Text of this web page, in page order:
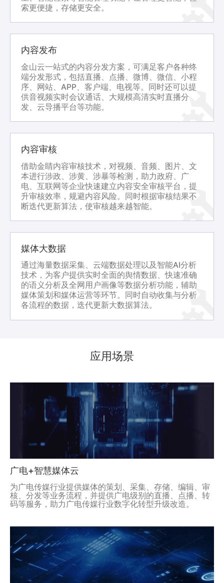
索更便捷，存储更安全。
内容发布
金山云一站式的内容分发方案，可满足客户各种终
端分发形式，包括直播、点播、微博、微信、小程
序、网站、APP、客户端、电视等。同时还可以提
供音视频实时会议通话、大规模高清实时直播分
发、云导播平台等功能。
内容审核
借助金睛内容审核技术，对视频、音频、图片、文
本进行涉政、涉黄、涉暴等检测，助力政府、广
电、互联网等企业快速建立内容安全审核平台，提
升审核效率，规避内容风险。同时根据审核结果不
断迭代更新算法，使审核越来越智能。
媒体大数据
通过海量数据采集、云端数据处理以及智能AI分析
技术，为客户提供实时全面的舆情数据、快速准确
的语义分析及全网用户画像等数据分析功能，辅助
媒体策划和媒体运营等环节。同时自动收集与分析
各流程的数据，迭代更新大数据算法。
应用场景
广电+智慧媒体云
为广电传媒行业提供媒体的策划、采集、存储、编辑、审
核、分发等业务流程，并提供广电级别的直播、点播、转
码等服务，助力广电传媒行业数字化转型升级改造。